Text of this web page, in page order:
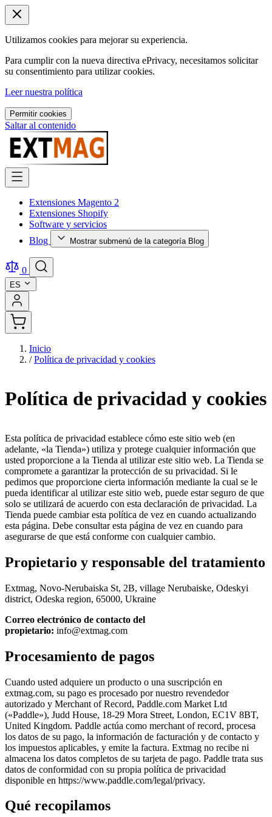
Utilizamos cookies para mejorar su experiencia.
Para cumplir con la nueva directiva ePrivacy, necesitamos solicitar
su consentimiento para utilizar cookies.
Leer nuestra política
Permitir cookies
Saltar al contenido
Extensiones Magento 2
Extensiones Shopify
Software y servicios
Blog
Mostrar submenú de la categoría Blog
0
ES
Inicio
/ Política de privacidad y cookies
Política de privacidad y cookies
Esta política de privacidad establece cómo este sitio web (en
adelante, «la Tienda») utiliza y protege cualquier información que
usted proporcione a la Tienda al utilizar este sitio web. La Tienda se
compromete a garantizar la protección de su privacidad. Si le
pedimos que proporcione cierta información mediante la cual se le
pueda identificar al utilizar este sitio web, puede estar seguro de que
solo se utilizará de acuerdo con esta declaración de privacidad. La
Tienda puede cambiar esta política de vez en cuando actualizando
esta página. Debe consultar esta página de vez en cuando para
asegurarse de que está conforme con cualquier cambio.
Propietario y responsable del tratamiento
Extmag, Novo-Nerubaiska St, 2B, village Nerubaiske, Odeskyi
district, Odeska region, 65000, Ukraine
Correo electrónico de contacto del
propietario: info@extmag.com
Procesamiento de pagos
Cuando usted adquiere un producto o una suscripción en
extmag.com, su pago es procesado por nuestro revendedor
autorizado y Merchant of Record, Paddle.com Market Ltd
(«Paddle»), Judd House, 18-29 Mora Street, London, EC1V 8BT,
United Kingdom. Paddle actúa como merchant of record, procesa
los datos de su pago, la información de facturación y de contacto y
los impuestos aplicables, y emite la factura. Extmag no recibe ni
almacena los datos completos de su tarjeta de pago. Paddle trata sus
datos de conformidad con su propia política de privacidad
disponible en https://www.paddle.com/legal/privacy.
Qué recopilamos